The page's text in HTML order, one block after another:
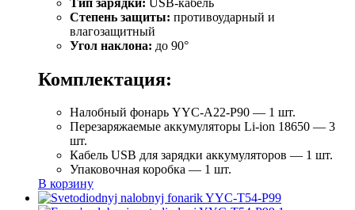
Степень защиты: противоударный и
влагозащитный
Угол наклона: до 90°
Комплектация:
Налобный фонарь YYC-A22-P90 — 1 шт.
Перезаряжаемые аккумуляторы Li-ion 18650 — 3
шт.
Кабель USB для зарядки аккумуляторов — 1 шт.
Упаковочная коробка — 1 шт.
В корзину